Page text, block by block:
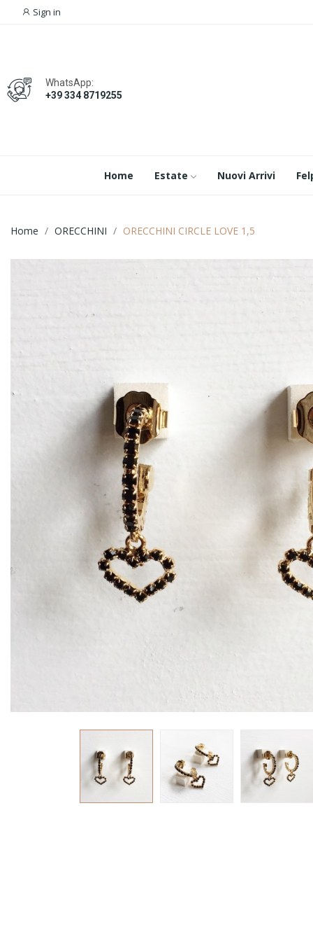
Sign in
WhatsApp:
+39 334 8719255
Home Estate Nuovi Arrivi
Home ORECCHINI ORECCHINI CIRCLE LOVE 1,5